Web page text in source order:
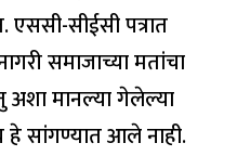
एससी-सीईसी पत्रात
समाजाच्या मतांचा
अशा मानल्या गेलेल्या
हे सांगण्यात आले नाही.